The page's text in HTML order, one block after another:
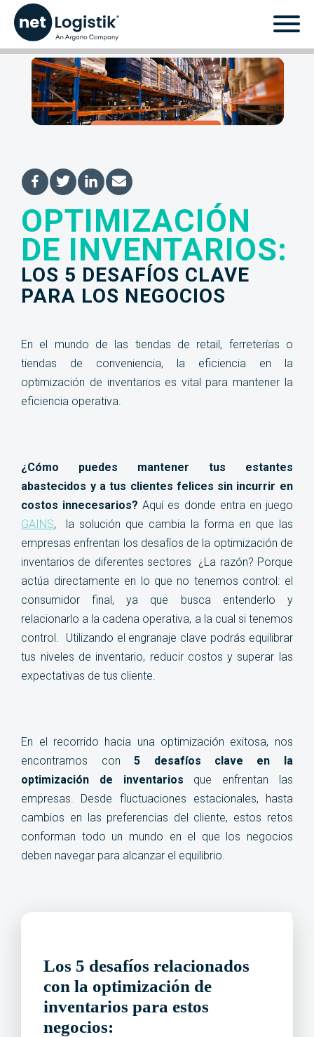
Optimización de
inventarios: Los 5
desafíos clave para los
OPTIMIZACIÓN
DE INVENTARIOS:
LOS 5 DESAFÍOS CLAVE
PARA LOS NEGOCIOS
En el mundo de las tiendas de retail, ferreterías o
tiendas de conveniencia, la eficiencia en la
optimización de inventarios es vital para mantener la
eficiencia operativa.
¿Cómo puedes mantener tus estantes
abastecidos y a tus clientes felices sin incurrir en
costos innecesarios?Aquí es donde entra en juego
GAINS, la solución que cambia la forma en que las
empresas enfrentan los desafíos de la optimización de
inventarios de diferentes sectores ¿La razón? Porque
actúa directamente en lo que no tenemos control: el
consumidor final, ya que busca entenderlo y
relacionarlo a la cadena operativa, a la cual si tenemos
control. Utilizando el engranaje clave podrás equilibrar
tus niveles de inventario, reducir costos y superar las
expectativas de tus cliente.
En el recorrido hacia una optimización exitosa, nos
encontramos con5 desafíos clave en la
optimización de inventarios que enfrentan las
empresas. Desde fluctuaciones estacionales, hasta
cambios en las preferencias del cliente, estos retos
conforman todo un mundo en el que los negocios
deben navegar para alcanzar el equilibrio.
Los 5 desafíos relacionados
con la optimización de
inventarios para estos
negocios: